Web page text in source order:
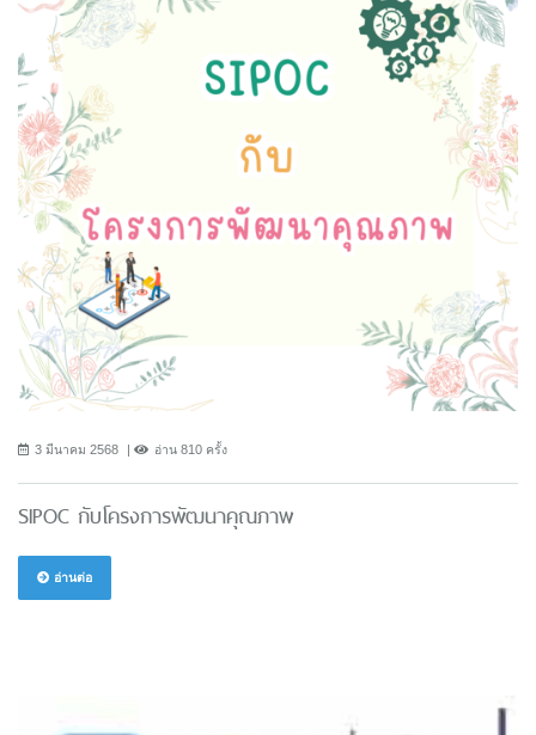
3 มีนาคม 2568 อ่าน 810 ครั้ง
SIPOC กับโครงการพัฒนาคุณภาพ
อ่านต่อ